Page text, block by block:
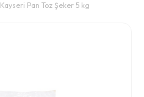
Kayseri Pan Toz Şeker 5 kg